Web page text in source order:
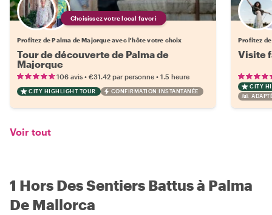
Choisissez votre local favori
Profitez de Palma de Majorque avec l'hôte votre choix
Tour de découverte de Palma de
Majorque
106 avis • €31.42 par personne • 1.5 heure
CITY HIGHLIGHT TOUR CONFIRMATION INSTANTANÉE
Profitez
Visite
CITY
Voir tout
1 Hors Des Sentiers Battus à Palma
De Mallorca